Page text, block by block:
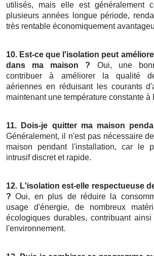
utilisés, mais elle est généralement
plusieurs années longue période,
très rentable économiquement
10. Est-ce que l'isolation peut
dans ma maison ? Oui, une
contribuer à améliorer la qualité
aériennes en réduisant les courants
maintenant une température constante à
11. Dois-je quitter ma maison
Généralement, il n'est pas nécessaire
maison pendant l'installation, car le
intrusif discret et rapide.
12. L'isolation est-elle respectueuse
? Oui, en plus de réduire la
usage d'énergie, de nombreux
écologiques durables, contribuant
l'environnement.